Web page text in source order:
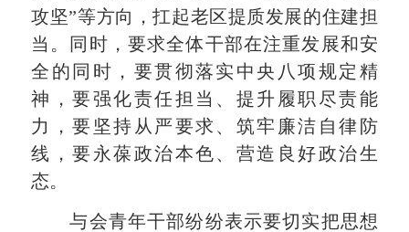
攻坚”等方向，扛起老区提质发展的住建担
当。同时，要求全体干部在注重发展和安
全的同时，要贯彻落实中央八项规定精
神，要强化责任担当、提升履职尽责能
力，要坚持从严要求、筑牢廉洁自律防
线，要永葆政治本色、营造良好政治生
态。
与会青年干部纷纷表示要切实把思想